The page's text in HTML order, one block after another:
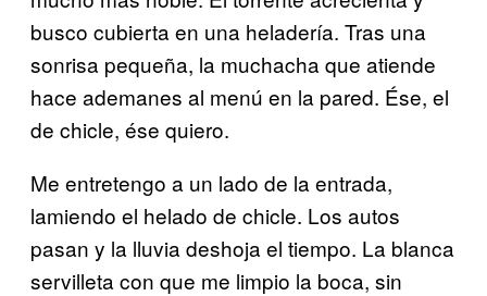
busco cubierta en una heladería. Tras una
sonrisa pequeña, la muchacha que atiende
hace ademanes al menú en la pared. Ése, el
de chicle, ése quiero.
Me entretengo a un lado de la entrada,
lamiendo el helado de chicle. Los autos
pasan y la lluvia deshoja el tiempo. La blanca
servilleta con que me limpio la boca, sin